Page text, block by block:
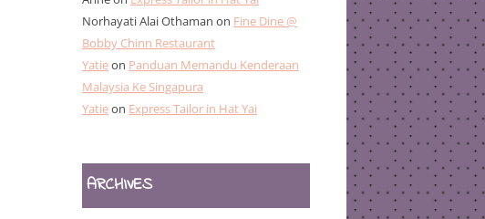
Norhayati Alai Othaman on Fine Dine @
Bobby Chinn Restaurant
Yatieon Panduan Memandu Kenderaan
Malaysia Ke Singapura
Yatieon Express Tailor in Hat Yai
ARCHIVES